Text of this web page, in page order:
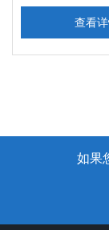
查看
如果